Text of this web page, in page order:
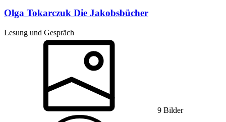
Olga Tokarczuk Die Jakobsbücher
Lesung und Gespräch
9 Bilder